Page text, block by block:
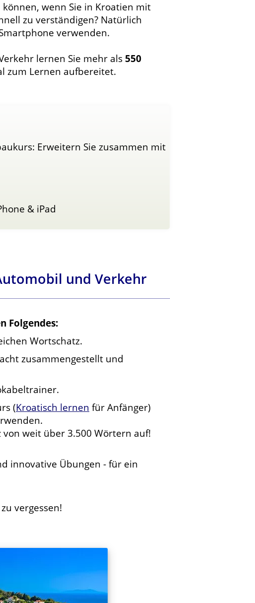
wenn Sie in Kroatien mit
zu verständigen? Natürlich
verwenden.
lernen Sie mehr als 550
zum Lernen aufbereitet.
Erweitern Sie zusammen mit
& iPad
und Verkehr
Folgendes:
Wortschatz.
zusammengestellt und
(Kroatisch lernen für Anfänger)
weit über 3.500 Wörtern auf!
innovative Übungen - für ein
vergessen!